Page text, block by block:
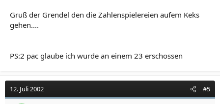
Gruß der Grendel den die Zahlenspielereien aufem Keks
gehen....
PS:2 pac glaube ich wurde an einem 23 erschossen
12. Juli 2002 #5